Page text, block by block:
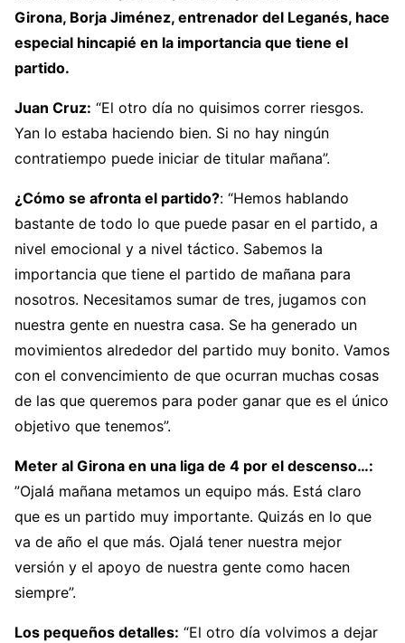
Girona, Borja Jiménez, entrenador del Leganés, hace
especial hincapié en la importancia que tiene el
partido.
Juan Cruz: “El otro día no quisimos correr riesgos.
Yan lo estaba haciendo bien. Si no hay ningún
contratiempo puede iniciar de titular mañana”.
¿Cómo se afronta el partido?: “Hemos hablando
bastante de todo lo que puede pasar en el partido, a
nivel emocional y a nivel táctico. Sabemos la
importancia que tiene el partido de mañana para
nosotros. Necesitamos sumar de tres, jugamos con
nuestra gente en nuestra casa. Se ha generado un
movimientos alrededor del partido muy bonito. Vamos
con el convencimiento de que ocurran muchas cosas
de las que queremos para poder ganar que es el único
objetivo que tenemos”.
Meter al Girona en una liga de 4 por el descenso…:
”Ojalá mañana metamos un equipo más. Está claro
que es un partido muy importante. Quizás en lo que
va de año el que más. Ojalá tener nuestra mejor
versión y el apoyo de nuestra gente como hacen
siempre”.
Los pequeños detalles: “El otro día volvimos a dejar